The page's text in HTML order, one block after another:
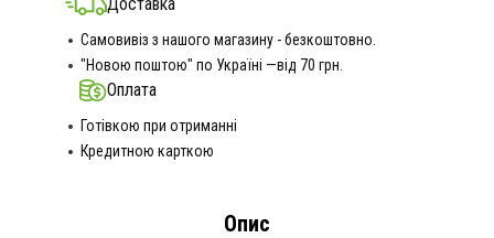
Самовивіз з нашого магазину - безкоштовно.
"Новою поштою" по Україні —від 70 грн.
Оплата
Готівкою при отриманні
Кредитною карткою
Опис